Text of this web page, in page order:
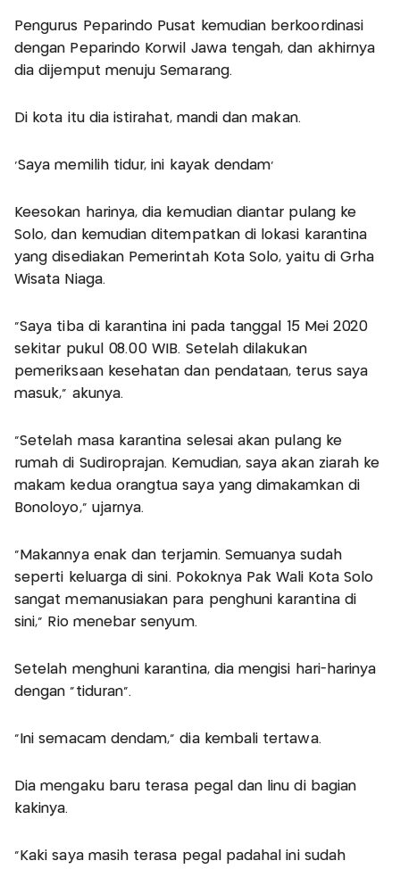
Pengurus Peparindo Pusat kemudian berkoordinasi
dengan Peparindo Korwil Jawa tengah, dan akhirnya
dia dijemput menuju Semarang.
Di kota itu dia istirahat, mandi dan makan.
'Saya memilih tidur, ini kayak dendam'
Keesokan harinya, dia kemudian diantar pulang ke
Solo, dan kemudian ditempatkan di lokasi karantina
yang disediakan Pemerintah Kota Solo, yaitu di Grha
Wisata Niaga.
"Saya tiba di karantina ini pada tanggal 15 Mei 2020
sekitar pukul 08.00 WIB. Setelah dilakukan
pemeriksaan kesehatan dan pendataan, terus saya
masuk," akunya.
"Setelah masa karantina selesai akan pulang ke
rumah di Sudiroprajan. Kemudian, saya akan ziarah ke
makam kedua orangtua saya yang dimakamkan di
Bonoloyo," ujarnya.
"Makannya enak dan terjamin. Semuanya sudah
seperti keluarga di sini. Pokoknya Pak Wali Kota Solo
sangat memanusiakan para penghuni karantina di
sini," Rio menebar senyum.
Setelah menghuni karantina, dia mengisi hari-harinya
dengan "tiduran".
"Ini semacam dendam," dia kembali tertawa.
Dia mengaku baru terasa pegal dan linu di bagian
kakinya.
"Kaki saya masih terasa pegal padahal ini sudah